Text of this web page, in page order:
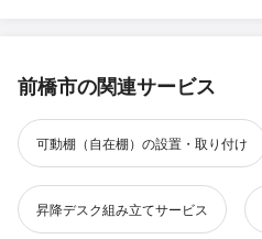
前橋市の関連サービス
可動棚（自在棚）の設置・取り付け
昇降デスク組み立てサービス